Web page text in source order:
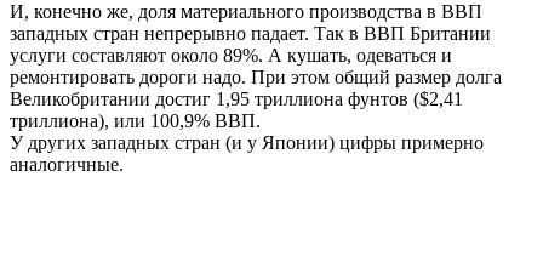
И, конечно же, доля материального производства в ВВП
западных стран непрерывно падает. Так в ВВП Британии
услуги составляют около 89%. А кушать, одеваться и
ремонтировать дороги надо. При этом общий размер долга
Великобритании достиг 1,95 триллиона фунтов ($2,41
триллиона), или 100,9% ВВП.
У других западных стран (и у Японии) цифры примерно
аналогичные.